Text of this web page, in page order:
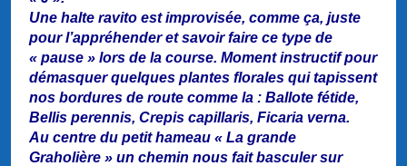
Une halte ravito est improvisée, comme ça, juste
pour l’appréhender et savoir faire ce type de
« pause » lors de la course. Moment instructif pour
démasquer quelques plantes florales qui tapissent
nos bordures de route comme la : Ballote fétide,
Bellis perennis, Crepis capillaris, Ficaria verna.
Au centre du petit hameau « La grande
Graholière » un chemin nous fait basculer sur